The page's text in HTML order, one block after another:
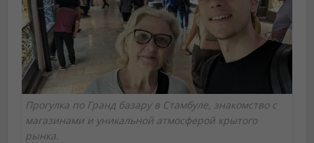
Прогулка по Гранд базару в Стамбуле, знакомство с
магазинами и уникальной атмосферой крытого
рынка.